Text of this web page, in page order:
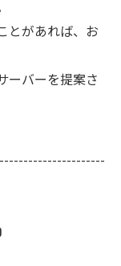
とがあれば、お
ーバーを提案さ